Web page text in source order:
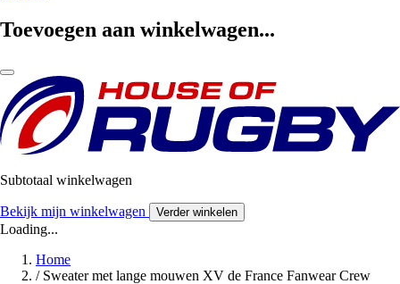
Toevoegen aan winkelwagen...
Subtotaal winkelwagen
Bekijk mijn winkelwagen Verder winkelen
Loading...
Home
/ Sweater met lange mouwen XV de France Fanwear Crew